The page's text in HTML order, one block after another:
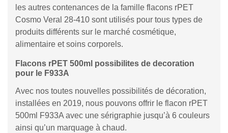
les autres contenances de la famille flacons rPET
Cosmo Veral 28-410 sont utilisés pour tous types de
produits différents sur le marché cosmétique,
alimentaire et soins corporels.
Flacons rPET 500ml possibilites de decoration
pour le F933A
Avec nos toutes nouvelles possibilités de décoration,
installées en 2019, nous pouvons offrir le flacon rPET
500ml F933A avec une sérigraphie jusqu’à 6 couleurs
ainsi qu’un marquage à chaud.